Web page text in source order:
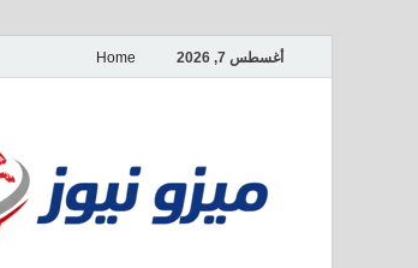
أغسطس 7, 2026 Home